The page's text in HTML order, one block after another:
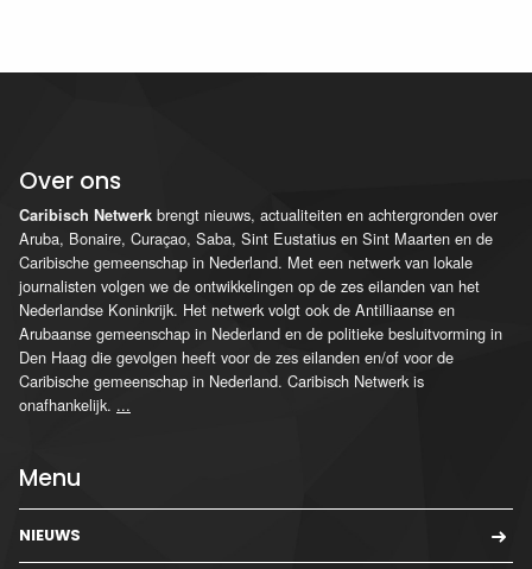
Over ons
Caribisch Netwerk brengt nieuws, actualiteiten en achtergronden over
Aruba, Bonaire, Curaçao, Saba, Sint Eustatius en Sint Maarten en de
Caribische gemeenschap in Nederland. Met een netwerk van lokale
journalisten volgen we de ontwikkelingen op de zes eilanden van het
Nederlandse Koninkrijk. Het netwerk volgt ook de Antilliaanse en
Arubaanse gemeenschap in Nederland en de politieke besluitvorming in
Den Haag die gevolgen heeft voor de zes eilanden en/of voor de
Caribische gemeenschap in Nederland. Caribisch Netwerk is
onafhankelijk. ...
Menu
NIEUWS